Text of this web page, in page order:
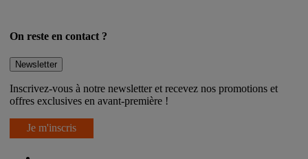
On reste en contact ?
Newsletter
Inscrivez-vous à notre newsletter et recevez nos promotions et
offres exclusives en avant-première !
Je m'inscris